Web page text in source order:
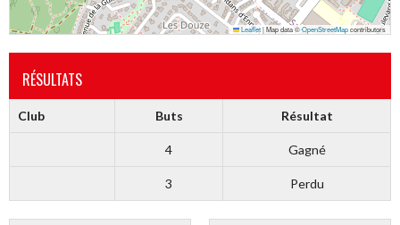
Leaflet|Map data ©OpenStreetMapcontributors
RÉSULTATS
Club Buts Résultat
4 Gagné
3 Perdu